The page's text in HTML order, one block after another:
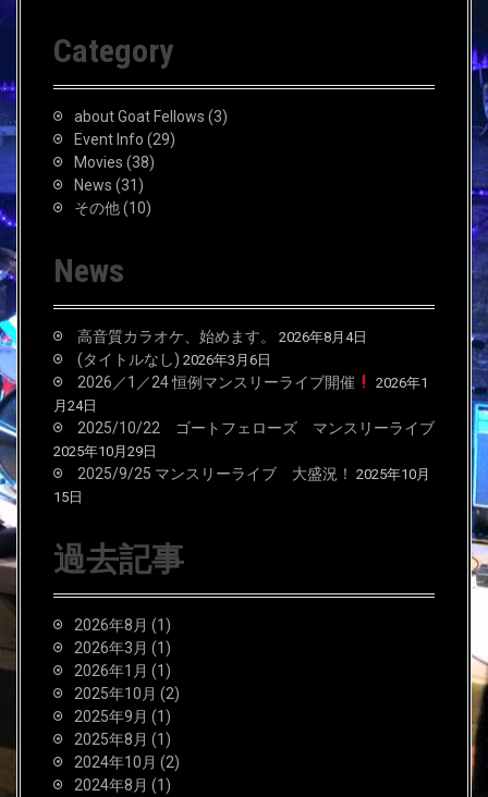
c
h
f
Category
about Goat Fellows (3)
Event Info (29)
Movies (38)
News (31)
その他(10)
News
高音質カラオケ、始めます。 2026年8月4日
(タイトルなし) 2026年3月6日
2026／1／24 恒例マンスリーライブ開催
2026年1
月24日
2025/10/22 ゴートフェローズ マンスリーライブ
2025年10月29日
2025/9/25 マンスリーライブ 大盛況！ 2025年10月
15日
過去記事
2026年8月 (1)
2026年3月 (1)
2026年1月 (1)
2025年10月 (2)
2025年9月 (1)
2025年8月 (1)
2024年10月 (2)
2024年8月 (1)